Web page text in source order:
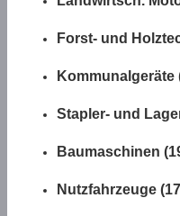
Forst- und
Kommunalgeräte
Stapler- und
Baumaschinen
Nutzfahrzeuge